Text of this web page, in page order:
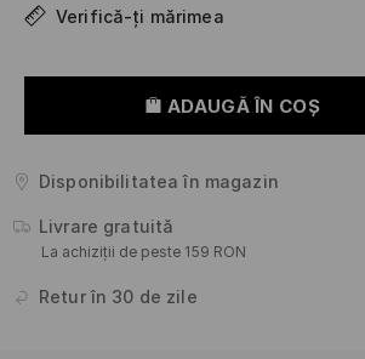
Verifică-ți mărimea
ADAUGĂ ÎN COŞ
Disponibilitatea în magazin
Livrare gratuită
La achiziții de peste 159 RON
Retur în 30 de zile